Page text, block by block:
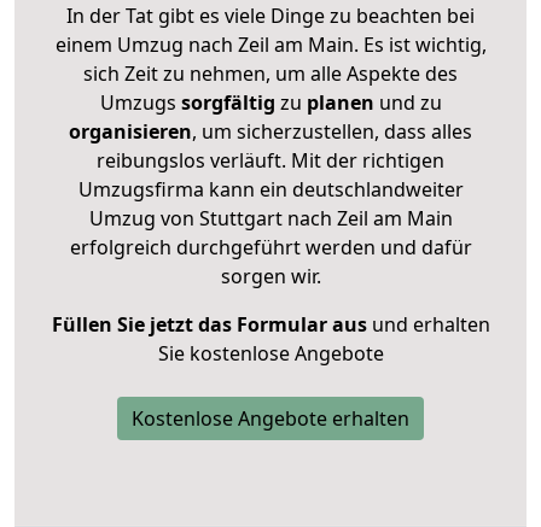
In der Tat gibt es viele Dinge zu beachten bei
einem Umzug nach Zeil am Main. Es ist wichtig,
sich Zeit zu nehmen, um alle Aspekte des
Umzugs sorgfältig zu planen und zu
organisieren, um sicherzustellen, dass alles
reibungslos verläuft. Mit der richtigen
Umzugsfirma kann ein deutschlandweiter
Umzug von Stuttgart nach Zeil am Main
erfolgreich durchgeführt werden und dafür
sorgen wir.
Füllen Sie jetzt das Formular ausund erhalten
Sie kostenlose Angebote
Kostenlose Angebote erhalten